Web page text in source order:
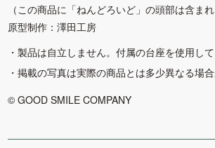
（この商品に「ねんどろいど」の頭部は含まれ
原型制作：澤田工房
製品は自立しません。付属の台座を使用して
掲載の写真は実際の商品とは多少異なる場合
© GOOD SMILE COMPANY